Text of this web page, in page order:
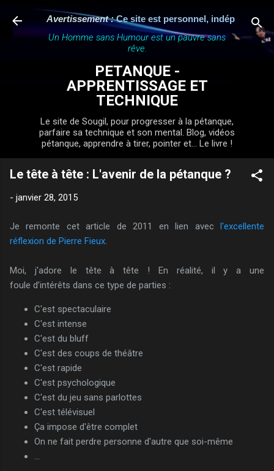
Accéder au contenu principal
Avertissement : Ce site est personnel, indépendant et
Un Homme sans Humour est un pauvre sans
rêve.
PETANQUE -
APPRENTISSAGE ET
TECHNIQUE
Le site de Sougil, pour progresser à la pétanque,
parfaire sa technique et son mental. Blog, vidéos
pétanque, apprendre à tirer, pointer et... Le livre !
Le tête à tête : L'avenir de la pétanque ?
- janvier 28, 2015
Je remonte cet article de 2011 en lien avec l'excellente
réflexion de Pierre Fieux
Moi, j'adore le tête à tête ! En réalité, il y a une
foule d’intérêts dans ce type de parties :
C'est spectaculaire
C'est intense
C'est du bluff
C'est des coups de théâtre
C'est rapide
C'est psychologique
C'est du jeu sans parlottes
C'est télévisuel
Ça impose d'être complet
On ne fait perdre personne d'autre que soi-même